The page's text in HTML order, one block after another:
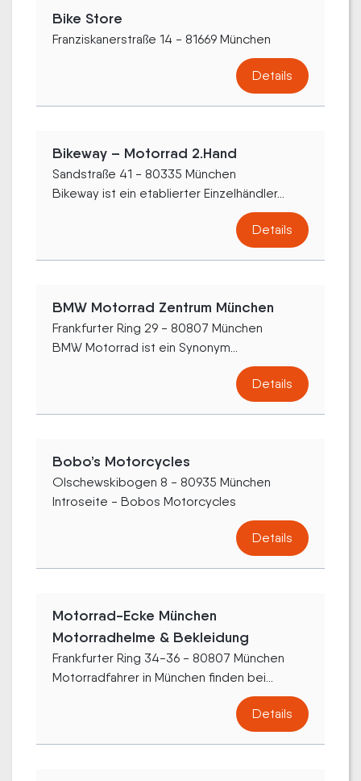
Bike Store
Franziskanerstraße 14 - 81669 München
Details
Bikeway – Motorrad 2.Hand
Sandstraße 41 - 80335 München
Bikeway ist ein etablierter Einzelhändler...
Details
BMW Motorrad Zentrum München
Frankfurter Ring 29 - 80807 München
BMW Motorrad ist ein Synonym...
Details
Bobo’s Motorcycles
Olschewskibogen 8 - 80935 München
Introseite - Bobos Motorcycles
Details
Motorrad-Ecke München
Motorradhelme & Bekleidung
Frankfurter Ring 34-36 - 80807 München
Motorradfahrer in München finden bei...
Details